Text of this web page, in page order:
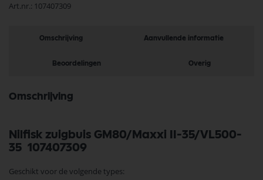
Art.nr. 107407309
Omschrijving Aanvullende informatie
Beoordelingen Overig
Omschrijving
Nilfisk zuigbuis GM80/Maxxi II-35/VL500-
35 107407309
Geschikt voor de volgende types: